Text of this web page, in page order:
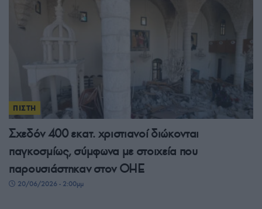
ΠΙΣΤΗ
Σχεδόν 400 εκατ. χριστιανοί διώκονται
παγκοσμίως, σύμφωνα με στοιχεία που
παρουσιάστηκαν στον ΟΗΕ
20/06/2026 - 2:00μμ